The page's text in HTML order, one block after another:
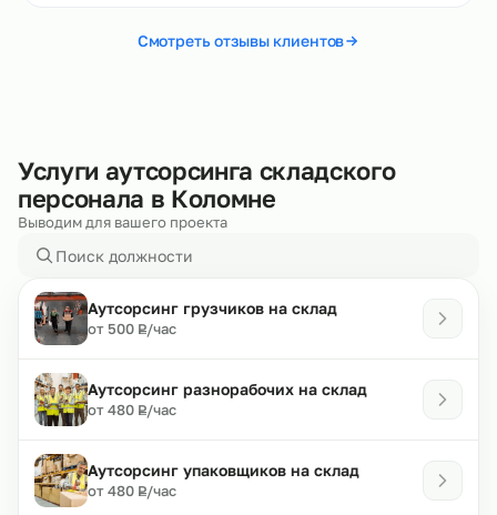
Смотреть отзывы клиентов
Услуги аутсорсинга складского
персонала в Коломне
Выводим для вашего проекта
Аутсорсинг грузчиков на склад
от 500 ₽
Р/час
Аутсорсинг разнорабочих на склад
от 480 ₽
Р/час
Аутсорсинг упаковщиков на склад
от 480 ₽
Р/час